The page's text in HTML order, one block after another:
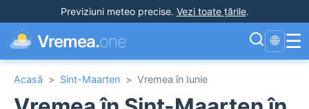
Previziuni meteo precise. Vezi toate țările.
Vremea.one 🌐 ☰
Acasă > Sint-Maarten > Vremea în Iunie